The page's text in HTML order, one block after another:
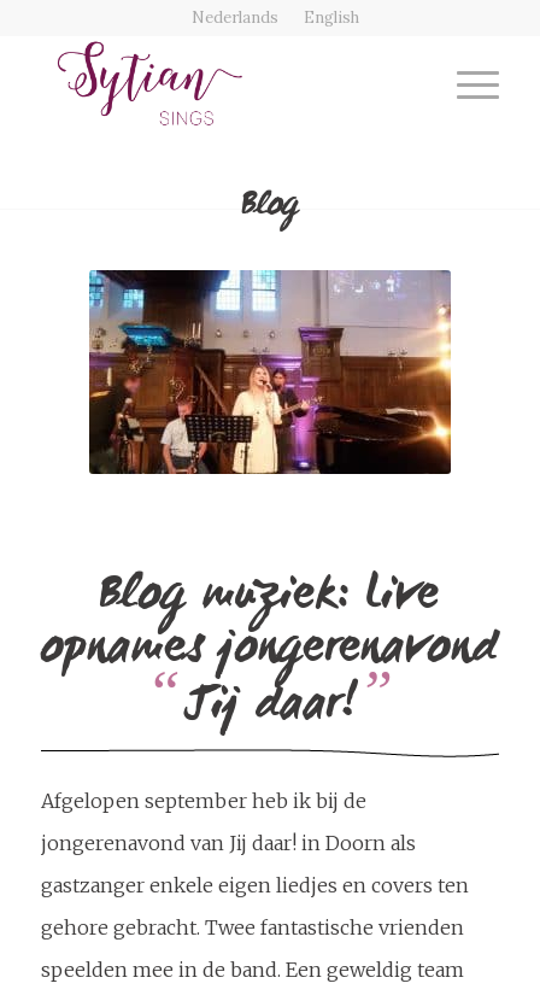
Nederlands English
Blog
Blog muziek: Live
opnames jongerenavond
“Jij daar!”
Afgelopen september heb ik bij de
jongerenavond van Jij daar! in Doorn als
gastzanger enkele eigen liedjes en covers ten
gehore gebracht. Twee fantastische vrienden
speelden mee in de band. Een geweldig team